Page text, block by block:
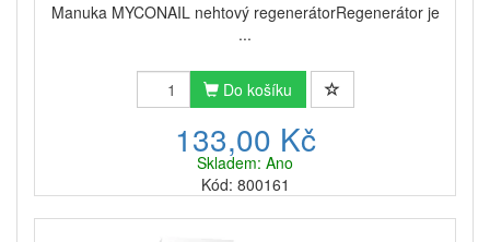
Manuka MYCONAIL nehtový regenerátorRegenerátor je
...
Do košíku
133,00 Kč
Skladem: Ano
Kód: 800161